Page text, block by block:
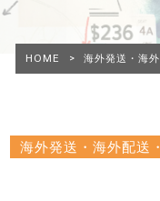
HOME > 海外発送・海
海外発送・海外配送